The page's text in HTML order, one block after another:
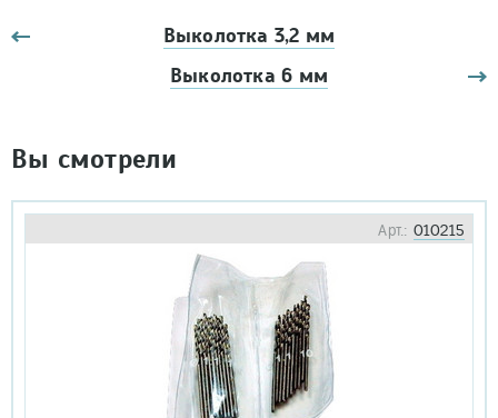
Выколотка 3,2 мм
Выколотка 6 мм
Вы смотрели
Арт.: 010215